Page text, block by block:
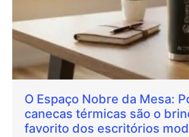
O Espaço Nobre da Mesa:
canecas térmicas são o
favorito dos escritórios